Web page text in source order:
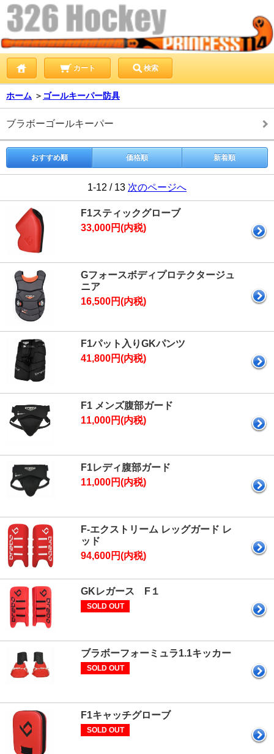
カート 検索
ホーム ＞ ゴールキーパー防具
ブラボーゴールキーパー
おすすめ順 価格順 新着順
1-12 / 13 次のページへ
F1スティックグローブ
33,000円(内税)
Gフォースボディプロテクタージュ
ニア
16,500円(内税)
F1パット入りGKパンツ
41,800円(内税)
F1 メンズ腹部ガード
11,000円(内税)
F1レディ腹部ガード
11,000円(内税)
F-エクストリーム レッグガード レ
ッド
94,600円(内税)
GKレガース F１
SOLD OUT
ブラボーフォーミュラ1.1キッカー
SOLD OUT
F1キャッチグローブ
SOLD OUT